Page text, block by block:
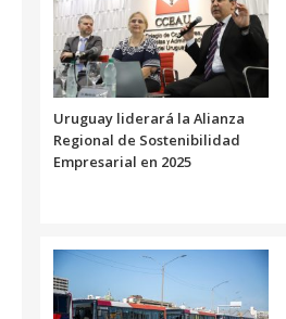
Uruguay liderará la Alianza
Regional de Sostenibilidad
Empresarial en 2025